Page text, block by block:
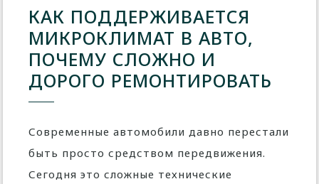
КАК ПОДДЕРЖИВАЕТСЯ
МИКРОКЛИМАТ В АВТО,
ПОЧЕМУ СЛОЖНО И
ДОРОГО РЕМОНТИРОВАТЬ
Современные автомобили давно перестали
быть просто средством передвижения.
Сегодня это сложные технические